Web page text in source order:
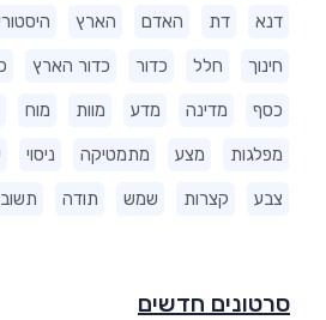
דנא דת האדם הארץ
חינוך חלל כדור כדור הארץ
כסף מדינה מדע מוות מוח
מפלגות מצע מתמטיקה ניסוי
צבע קצרות שמש תודה
סרטונים חדשים